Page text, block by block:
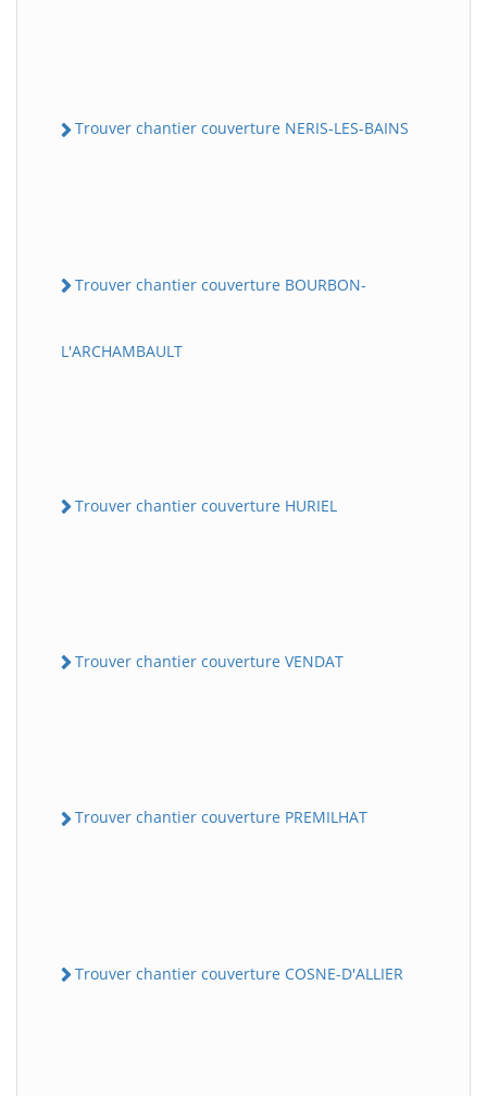
Trouver chantier couverture NERIS-LES-BAINS
Trouver chantier couverture BOURBON-
L'ARCHAMBAULT
Trouver chantier couverture HURIEL
Trouver chantier couverture VENDAT
Trouver chantier couverture PREMILHAT
Trouver chantier couverture COSNE-D'ALLIER